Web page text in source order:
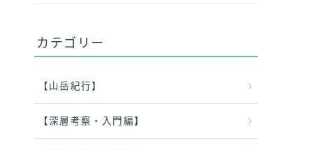
カテゴリー
【山岳紀行】
【深層考察・入門編】